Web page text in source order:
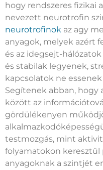
hogy rendszeres fizikai
nevezett neurotrofin
neurotrofinok az agy
anyagok, melyek azért
és az idegsejt-
és stabilak legyenek,
kapcsolatok ne
Segítenek abban, hogy
között az
gördülékenyen
testmozgás, mint
folyamatokon keresztül
anyagoknak a szintjét